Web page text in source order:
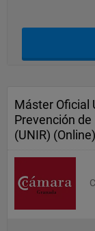
Máster Oficial
Prevención
(UNIR) (Online)